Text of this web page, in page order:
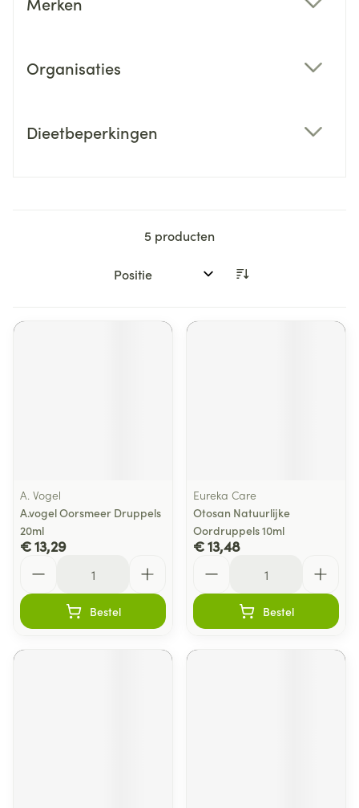
Organisaties
Dieetbeperkingen
5 producten
Sorteer op:
A. Vogel
A.vogel Oorsmeer Druppels
20ml
€ 13,29
Bestel
Eureka Care
Otosan Natuurlijke
Oordruppels 10ml
€ 13,48
Bestel